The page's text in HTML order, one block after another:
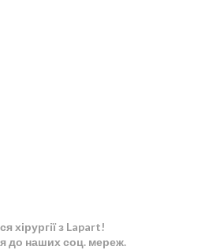
хірургії з Lapart!
до наших соц. мереж.